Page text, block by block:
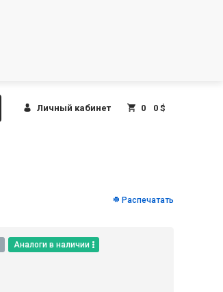
Личный кабинет 0 0 $
Распечатать
Аналоги в наличии